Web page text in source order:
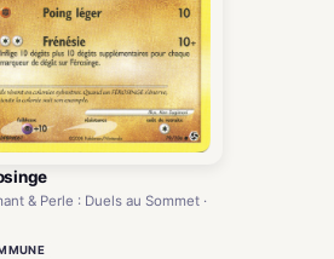
& Perle : Duels au Sommet ·